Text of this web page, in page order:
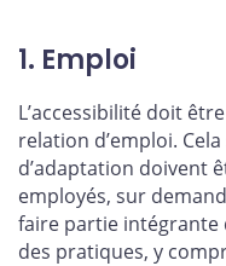
1. Emploi
L’accessibilité doit
relation d’emploi.
d’adaptation doivent
employés, sur
faire partie intégrante
des pratiques, y